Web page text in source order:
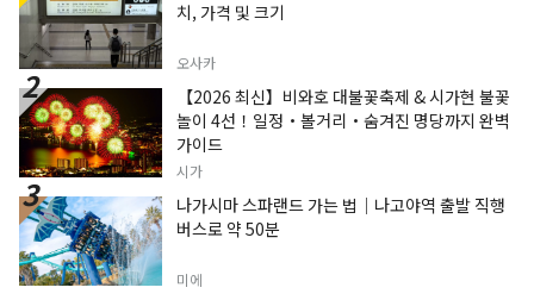
치, 가격 및 크기
오사카
【2026 최신】비와호 대불꽃축제 & 시가현 불꽃
놀이 4선！일정・볼거리・숨겨진 명당까지 완벽
가이드
시가
나가시마 스파랜드 가는 법｜나고야역 출발 직행
버스로 약 50분
미에